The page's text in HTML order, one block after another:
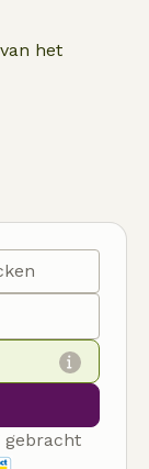
het
gebracht